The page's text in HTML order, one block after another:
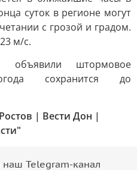
суток в регионе могут
с грозой и градом.
м/с.
штормовое
сохранится до
| Вести Дон |
наш Telegram-канал